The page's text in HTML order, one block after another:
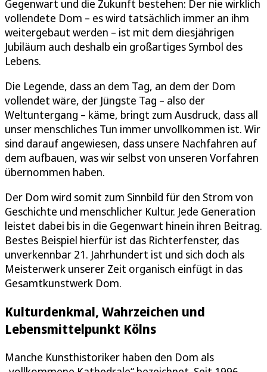
Gegenwart und die Zukunft bestehen: Der nie wirklich
vollendete Dom – es wird tatsächlich immer an ihm
weitergebaut werden – ist mit dem diesjährigen
Jubiläum auch deshalb ein großartiges Symbol des
Lebens.
Die Legende, dass an dem Tag, an dem der Dom
vollendet wäre, der Jüngste Tag – also der
Weltuntergang – käme, bringt zum Ausdruck, dass all
unser menschliches Tun immer unvollkommen ist. Wir
sind darauf angewiesen, dass unsere Nachfahren auf
dem aufbauen, was wir selbst von unseren Vorfahren
übernommen haben.
Der Dom wird somit zum Sinnbild für den Strom von
Geschichte und menschlicher Kultur. Jede Generation
leistet dabei bis in die Gegenwart hinein ihren Beitrag.
Bestes Beispiel hierfür ist das Richterfenster, das
unverkennbar 21. Jahrhundert ist und sich doch als
Meisterwerk unserer Zeit organisch einfügt in das
Gesamtkunstwerk Dom.
Kulturdenkmal, Wahrzeichen und
Lebensmittelpunkt Kölns
Manche Kunsthistoriker haben den Dom als